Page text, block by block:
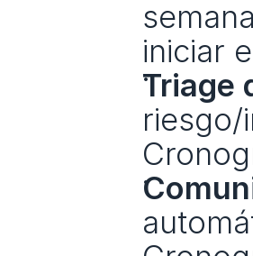
iniciar
Triage
riesgo/